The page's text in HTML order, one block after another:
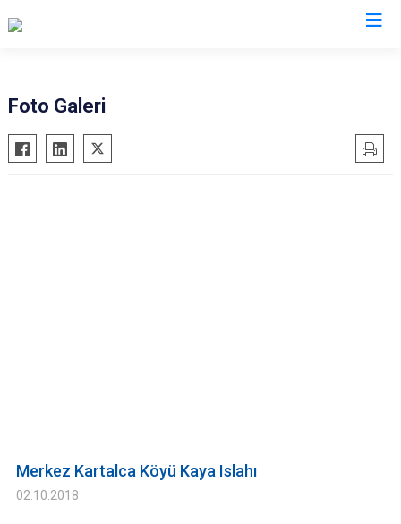
Foto Galeri
Merkez Kartalca Köyü Kaya Islahı
02.10.2018